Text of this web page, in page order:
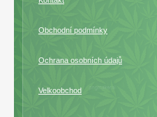
Obchodní podmínky
Ochrana osobních údajů
Velkoobchod